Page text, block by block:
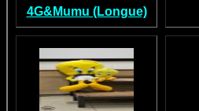
4G&Mumu (Longue)